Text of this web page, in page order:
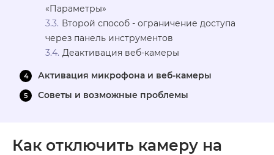
«Параметры»
Второй способ - ограничение доступа
через панель инструментов
Деактивация веб-камеры
Активация микрофона и веб-камеры
Советы и возможные проблемы
Как отключить камеру на